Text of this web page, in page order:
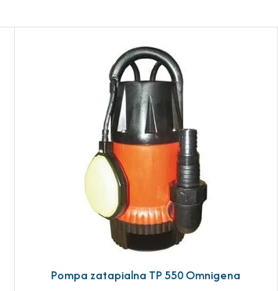
DODAJ DO KOSZYKA
Pompa zatapialna TP 550 Omnigena